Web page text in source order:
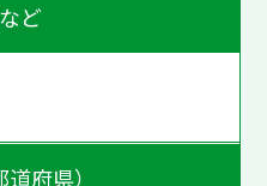
ど
府県）